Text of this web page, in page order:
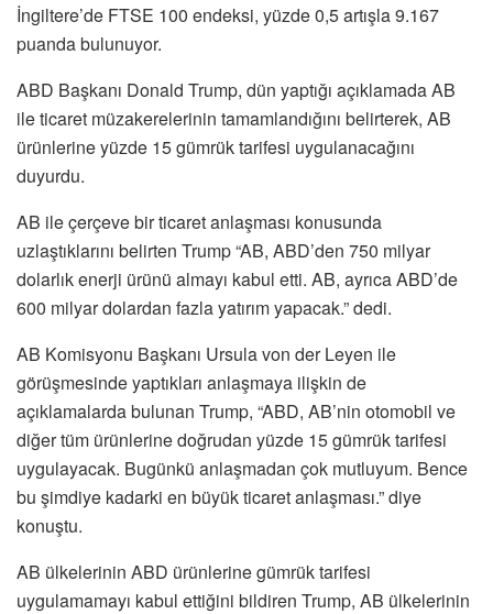
İngiltere’de FTSE 100 endeksi, yüzde 0,5 artışla 9.167
puanda bulunuyor.
ABD Başkanı Donald Trump, dün yaptığı açıklamada AB
ile ticaret müzakerelerinin tamamlandığını belirterek, AB
ürünlerine yüzde 15 gümrük tarifesi uygulanacağını
duyurdu.
AB ile çerçeve bir ticaret anlaşması konusunda
uzlaştıklarını belirten Trump “AB, ABD’den 750 milyar
dolarlık enerji ürünü almayı kabul etti. AB, ayrıca ABD’de
600 milyar dolardan fazla yatırım yapacak.” dedi.
AB Komisyonu Başkanı Ursula von der Leyen ile
görüşmesinde yaptıkları anlaşmaya ilişkin de
açıklamalarda bulunan Trump, “ABD, AB’nin otomobil ve
diğer tüm ürünlerine doğrudan yüzde 15 gümrük tarifesi
uygulayacak. Bugünkü anlaşmadan çok mutluyum. Bence
bu şimdiye kadarki en büyük ticaret anlaşması.” diye
konuştu.
AB ülkelerinin ABD ürünlerine gümrük tarifesi
uygulamamayı kabul ettiğini bildiren Trump, AB ülkelerinin